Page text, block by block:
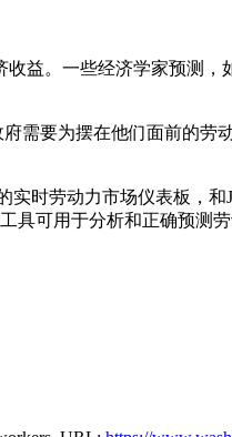
益。一些经济学家预测
需要为摆在他们面前的
时劳动力市场仪表板，
可用于分析和正确预测